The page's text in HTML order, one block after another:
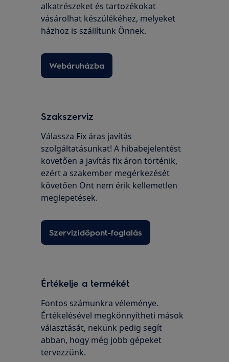
alkatrészeket és tartozékokat
vásárolhat készülékéhez, melyeket
házhoz is szállítunk Önnek.
Webáruházba
Szakszerviz
Válassza Fix áras javítás
szolgáltatásunkat! A hibabejelentést
követően a javítás fix áron történik,
ezért a szakember megérkezését
követően Önt nem érik kellemetlen
meglepetések.
Szervizidőpont-foglalás
Értékelje a termékét
Fontos számunkra véleménye.
Értékelésével megkönnyítheti mások
választását, nekünk pedig segít
abban, hogy még jobb gépeket
tervezzünk.